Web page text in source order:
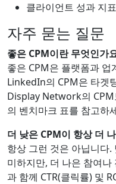
클라이언트 성과 지
자주 묻는 질문
좋은 CPM이란 무엇인가
좋은 CPM은 플랫폼과 업
LinkedIn의 CPM은 타겟
Display Network의 CPM
의 벤치마크 표를 참고하
더 낮은 CPM이 항상 더
항상 그런 것은 아닙니다
미하지만, 더 나은 참여
과 함께 CTR(클릭률) 및